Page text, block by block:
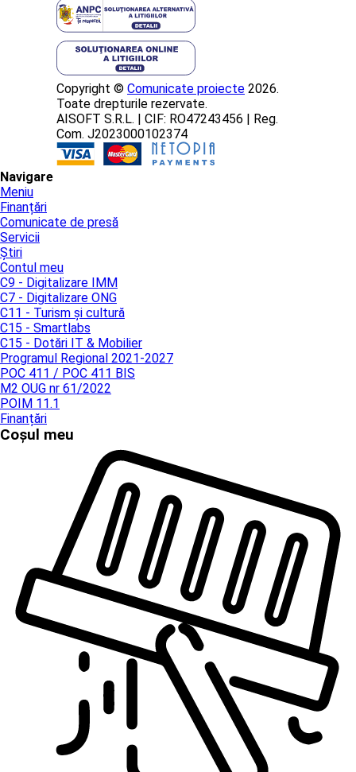
Copyright © Comunicate proiecte 2026.
Toate drepturile rezervate.
AISOFT S.R.L. | CIF: RO47243456 | Reg.
Com. J2023000102374
Navigare
Meniu
Finanțări
Comunicate de presă
Servicii
Știri
Contul meu
C9 - Digitalizare IMM
C7 - Digitalizare ONG
C11 - Turism și cultură
C15 - Smartlabs
C15 - Dotări IT & Mobilier
Programul Regional 2021-2027
POC 411 / POC 411 BIS
M2 OUG nr 61/2022
POIM 11.1
Finanțări
Coșul meu